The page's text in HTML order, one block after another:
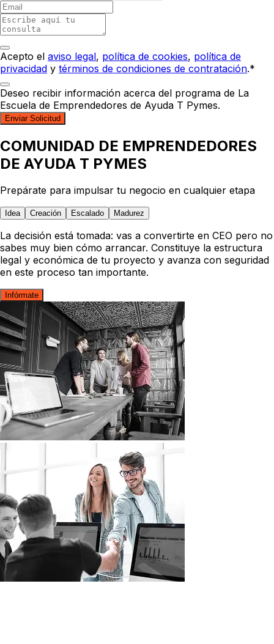
Acepto el aviso legal, política de cookies, política de
privacidad y términos de condiciones de contratación.*
Deseo recibir información acerca del programa de La
Escuela de Emprendedores de Ayuda T Pymes.
Enviar Solicitud
COMUNIDAD DE EMPRENDEDORES
DE AYUDA T PYMES
Prepárate para impulsar tu negocio en cualquier etapa
Idea Creación Escalado Madurez
Quieres conocer bien las reglas del juego antes de
lanzarte con tu idea. Profesionaliza tu plan de negocio con
las herramientas adecuadas y evita la desinformación y
sensación de vértigo que frenan tu proyecto.
Infórmate
Idea Creación Escalado Madurez
La decisión está tomada: vas a convertirte en CEO pero no
sabes muy bien cómo arrancar. Constituye la estructura
legal y económica de tu proyecto y avanza con seguridad
en este proceso tan importante.
Infórmate
Idea Creación Escalado Madurez
Tu negocio ha empezado a funcionar. Afianza su
crecimiento teniendo todo bajo control desde el día uno.
Evita los tropiezos y errores críticos habituales de CEOs
que no cuentan con formación aplicada a casos reales.
Infórmate
Idea Creación Escalado Madurez
Quieres entender a tu asesor, saber qué pagas, cuándo y
por qué, para dejar atrás la sensación de no tener el
control sobre temas cruciales. Prepara tu negocio para
consolidarse, superar crisis o recibir inversiones.
Infórmate